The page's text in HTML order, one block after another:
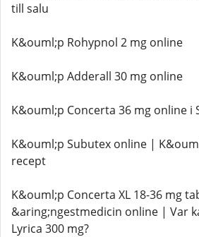
till salu
K&ouml;p Rohypnol 2 mg online
K&ouml;p Adderall 30 mg online
K&ouml;p Concerta 36 mg online i
K&ouml;p Subutex online |
recept
K&ouml;p Concerta XL 18-36 mg
&aring;ngestmedicin online | Var
Lyrica 300 mg?